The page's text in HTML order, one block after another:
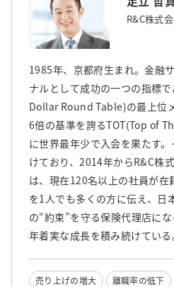
R&C株式
1985年、京都府生まれ。金融
ナルとして成功の一つの指標
Dollar Round Table)の最上位
6倍の基準を誇るTOT(Top of
に世界最年少で入会を果たす
けており、2014年からR&C株
は、現在120名以上の社員が在
を1人でも多くの方に伝え、日
の“約束”を守る保険代理店に
年着実な成長を積み続けている
売り上げの増大 離職率の低下